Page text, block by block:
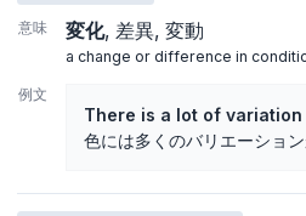
意味 変化 差異 変動
a change or difference in
例文
There is a lot of variation
色には多くのバリエーション